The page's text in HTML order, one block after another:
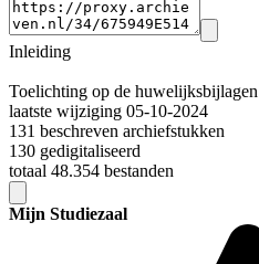
Inleiding
Toelichting op de huwelijksbijlagen
laatste wijziging 05-10-2024
131 beschreven archiefstukken
130 gedigitaliseerd
totaal 48.354 bestanden
Mijn Studiezaal